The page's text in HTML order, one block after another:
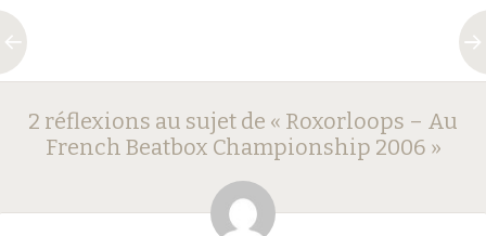
Navigation
des
articles
2 réflexions au sujet de « Roxorloops – Au
French Beatbox Championship 2006 »